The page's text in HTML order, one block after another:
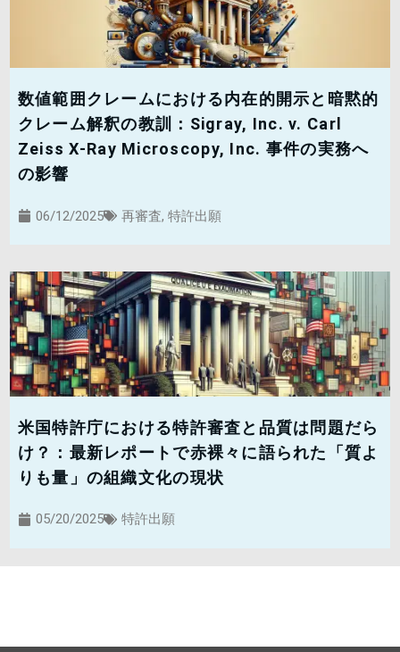
数値範囲クレームにおける内在的開示と暗黙的
クレーム解釈の教訓：Sigray, Inc. v. Carl
Zeiss X-Ray Microscopy, Inc. 事件の実務へ
の影響
06/12/2025 再審査, 特許出願
米国特許庁における特許審査と品質は問題だら
け？：最新レポートで赤裸々に語られた「質よ
りも量」の組織文化の現状
05/20/2025 特許出願